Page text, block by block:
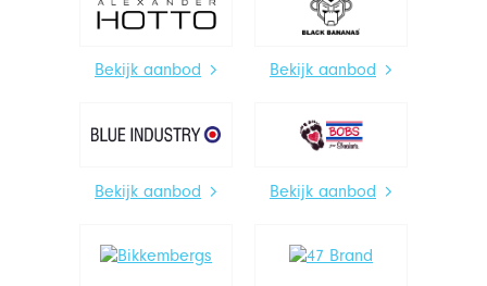
Bekijk aanbod Bekijk aanbod
Bekijk aanbod Bekijk aanbod